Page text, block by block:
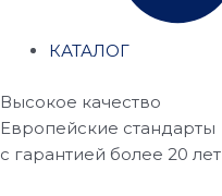
КАТАЛОГ
Высокое качество
Европейские стандарты
с гарантией более 20 лет